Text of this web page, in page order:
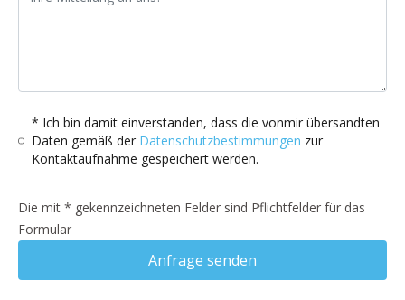
* Ich bin damit einverstanden, dass die vonmir übersandten
Daten gemäß der Datenschutzbestimmungen zur
Kontaktaufnahme gespeichert werden.
Die mit * gekennzeichneten Felder sind Pflichtfelder für das
Formular
Anfrage senden